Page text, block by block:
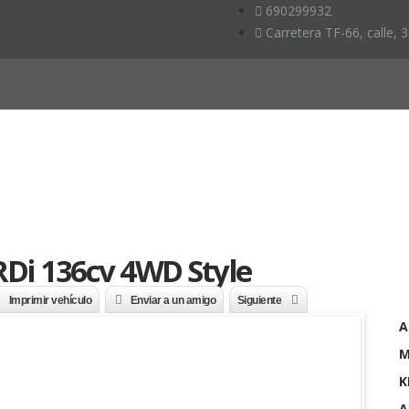
690299932
Carretera TF-66, calle,
136cv 4WD Style
Imprimir vehículo Enviar a un amigo Siguiente